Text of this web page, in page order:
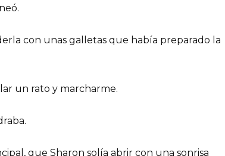
con unas galletas que había preparado la
un rato y marcharme.
que Sharon solía abrir con una sonrisa